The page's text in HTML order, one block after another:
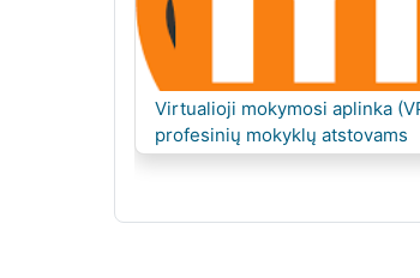
Kursas:
Virtualioji mokymosi aplinka
profesinių mokyklų atstovams